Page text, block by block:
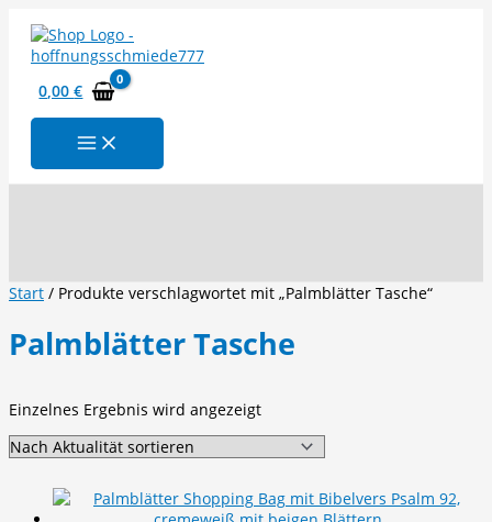
Inhalt
springen
0,00€
Start / Produkte verschlagwortet mit „Palmblätter Tasche“
Palmblätter Tasche
Einzelnes Ergebnis wird angezeigt